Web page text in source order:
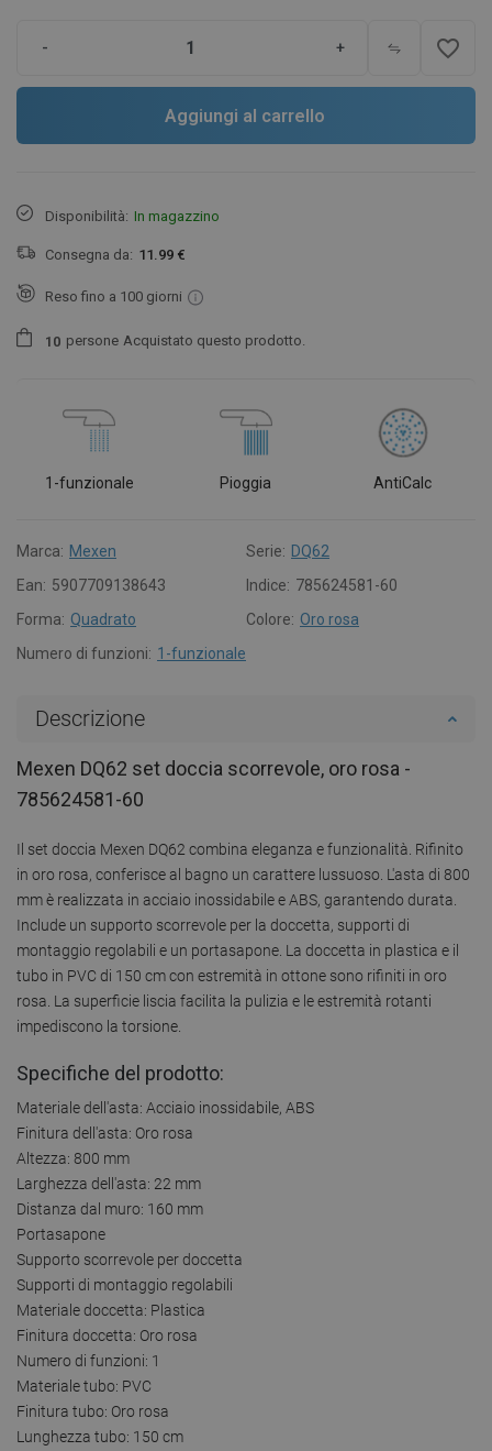
- + favorite_border
Aggiungi al carrello
Disponibilità: In magazzino
Consegna da: 11.99 €
Reso fino a 100 giorni
1 0 persone Acquistato questo prodotto.
1-funzionale Pioggia AntiCalc
Marca: Mexen Serie: DQ62
Ean: 5907709138643 Indice: 785624581-60
Forma: Quadrato Colore: Oro rosa
Numero di funzioni: 1-funzionale
Descrizione
Mexen DQ62 set doccia scorrevole, oro rosa -
785624581-60
Il set doccia Mexen DQ62 combina eleganza e funzionalità. Rifinito
in oro rosa, conferisce al bagno un carattere lussuoso. L'asta di 800
mm è realizzata in acciaio inossidabile e ABS, garantendo durata.
Include un supporto scorrevole per la doccetta, supporti di
montaggio regolabili e un portasapone. La doccetta in plastica e il
tubo in PVC di 150 cm con estremità in ottone sono rifiniti in oro
rosa. La superficie liscia facilita la pulizia e le estremità rotanti
impediscono la torsione.
Specifiche del prodotto:
Materiale dell'asta: Acciaio inossidabile, ABS
Finitura dell'asta: Oro rosa
Altezza: 800 mm
Larghezza dell'asta: 22 mm
Distanza dal muro: 160 mm
Portasapone
Supporto scorrevole per doccetta
Supporti di montaggio regolabili
Materiale doccetta: Plastica
Finitura doccetta: Oro rosa
Numero di funzioni: 1
Materiale tubo: PVC
Finitura tubo: Oro rosa
Lunghezza tubo: 150 cm